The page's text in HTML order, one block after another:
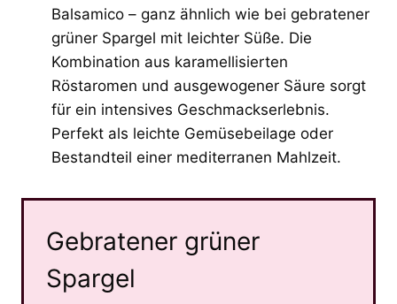
Balsamico – ganz ähnlich wie bei gebratener
grüner Spargel mit leichter Süße. Die
Kombination aus karamellisierten
Röstaromen und ausgewogener Säure sorgt
für ein intensives Geschmackserlebnis.
Perfekt als leichte Gemüsebeilage oder
Bestandteil einer mediterranen Mahlzeit.
Gebratener grüner
Spargel